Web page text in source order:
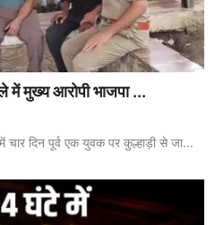
में मुख्य आरोपी भाजपा ...
दिन पूर्व एक युवक पर कुल्हाड़ी से जा...